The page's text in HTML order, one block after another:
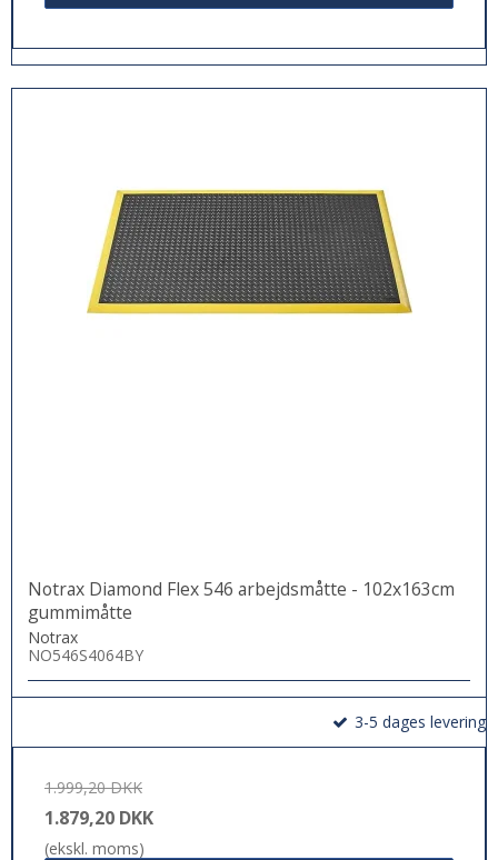
Notrax Diamond Flex 546 arbejdsmåtte - 102x163cm
gummimåtte
Notrax
NO546S4064BY
3-5 dages levering
1.999,20 DKK
1.879,20 DKK
(ekskl. moms)